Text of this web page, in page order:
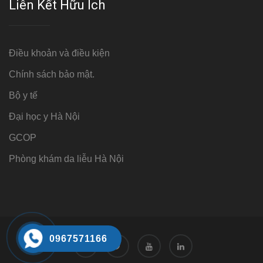
Liên Kết Hữu Ích
Điều khoản và điều kiện
Chính sách bảo mật.
Bộ y tế
Đại học y Hà Nội
GCOP
Phòng khám da liễu Hà Nội
0967571166